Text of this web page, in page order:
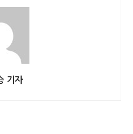
기자